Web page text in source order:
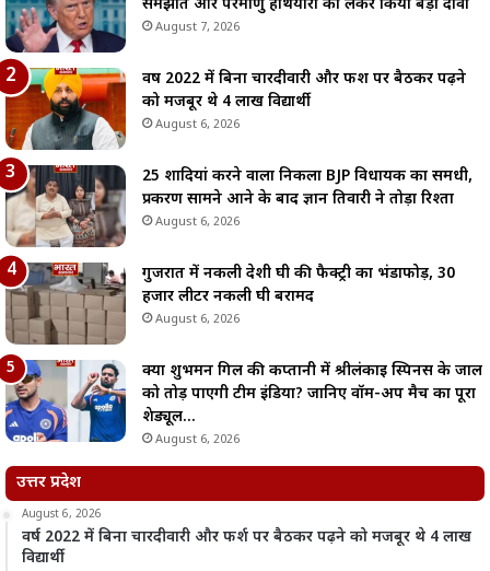
समझौते और परमाणु हथियारों को लेकर किया बड़ा दावा
August 7, 2026
वर्ष 2022 में बिना चारदीवारी और फर्श पर बैठकर पढ़ने
को मजबूर थे 4 लाख विद्यार्थी
August 6, 2026
25 शादियां करने वाला निकला BJP विधायक का समधी,
प्रकरण सामने आने के बाद ज्ञान तिवारी ने तोड़ा रिश्ता
August 6, 2026
गुजरात में नकली देशी घी की फैक्ट्री का भंडाफोड़, 30
हजार लीटर नकली घी बरामद
August 6, 2026
क्या शुभमन गिल की कप्तानी में श्रीलंकाई स्पिनर्स के जाल
को तोड़ पाएगी टीम इंडिया? जानिए वॉर्म-अप मैच का पूरा
शेड्यूल…
August 6, 2026
उत्तर प्रदेश
August 6, 2026
वर्ष 2022 में बिना चारदीवारी और फर्श पर बैठकर पढ़ने को मजबूर थे 4 लाख
विद्यार्थी